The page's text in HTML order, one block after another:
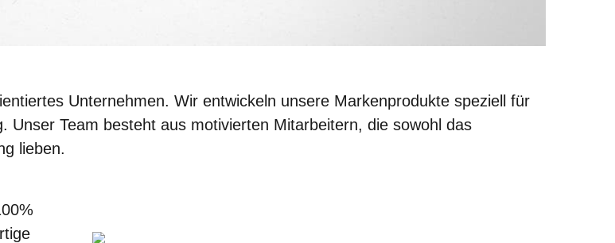
Unternehmen. Wir entwickeln unsere Markenprodukte speziell für
Unser Team besteht aus motivierten Mitarbeitern, die sowohl das
lieben.